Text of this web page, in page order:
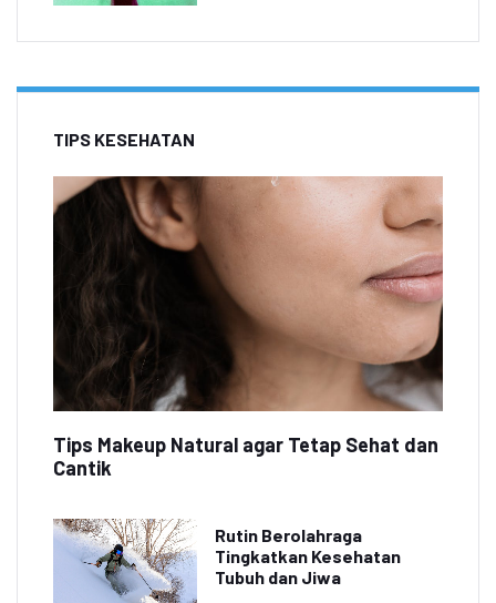
TIPS KESEHATAN
Tips Makeup Natural agar Tetap Sehat dan
Cantik
Rutin Berolahraga
Tingkatkan Kesehatan
Tubuh dan Jiwa